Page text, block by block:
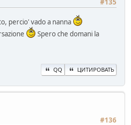
#135
percio' vado a nanna
Spero che domani la
QQ ЦИТИРОВАТЬ
#136